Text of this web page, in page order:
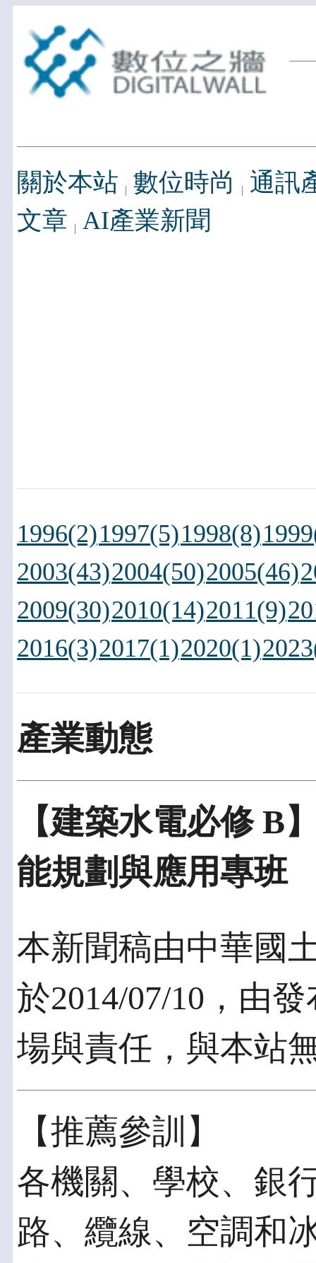
關於本站 數位時尚
通訊
文章 AI產業新聞
1996(2)1997(5)1998(8)
2003(43)2004(50)2005(46)
2009(30)2010(14)2011(9)
2016(3)2017(1)2020(1)
產業動態
【建築水電必修 B
能規劃與應用專班
本新聞稿由中華國
於2014/07/10，由
場與責任，與本站
【推薦參訓】
各機關、學校、銀
路、纜線、空調和